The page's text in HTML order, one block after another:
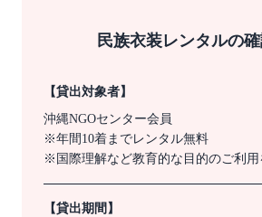
民族衣装レンタルの
【貸出対象者】
沖縄NGOセンター会員
※年間10着までレンタル無料
※国際理解など教育的な目的のご利用
【貸出期間】